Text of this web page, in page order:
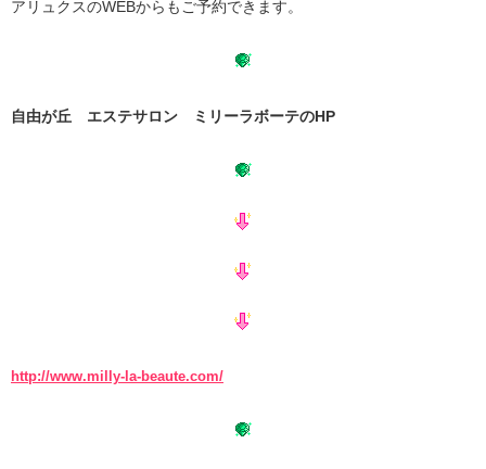
アリュクスのWEBからもご予約できます。
自由が丘 エステサロン ミリーラボーテのHP
http://www.milly-la-beaute.com/